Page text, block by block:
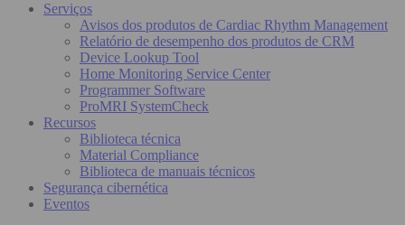
Serviços
Avisos dos produtos de Cardiac Rhythm Management
Relatório de desempenho dos produtos de CRM
Device Lookup Tool
Home Monitoring Service Center
Programmer Software
ProMRI SystemCheck
Recursos
Biblioteca técnica
Material Compliance
Biblioteca de manuais técnicos
Segurança cibernética
Eventos